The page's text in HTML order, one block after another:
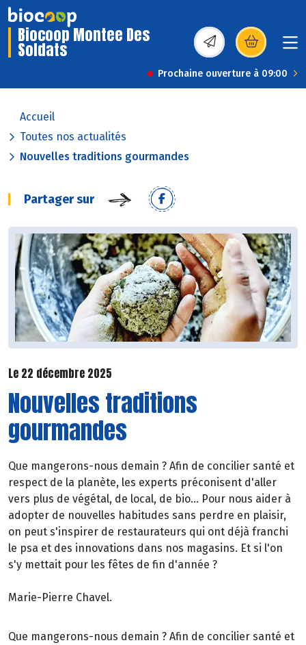
Biocoop Montee Des
Soldats (s’ouvre dans une
Prochaine ouverture à 09:00
Accueil
Toutes nos actualités
Nouvelles traditions gourmandes
Partager sur
Le 22 décembre 2025
Nouvelles traditions
gourmandes
Que mangerons-nous demain ? Afin de concilier santé et
respect de la planète, les experts préconisent d'aller
vers plus de végétal, de local, de bio... Pour nous aider à
adopter de nouvelles habitudes sans perdre en plaisir,
on peut s'inspirer de restaurateurs qui ont déjà franchi
le psa et des innovations dans nos magasins. Et si l'on
s'y mettait pour les fêtes de fin d'année ?
Marie-Pierre Chavel.
Que mangerons-nous demain ? Afin de concilier santé et